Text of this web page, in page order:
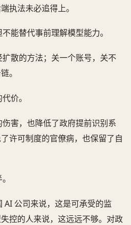
执法未必追得上。
能替代事前理解模型能力。
散的方法；关一个账号，关不
。
价。
害，也降低了政府提前识别系
许可制度的官僚病，也保留了自
AI 公司来说，这是可承受的监
控的人来说，这远远不够。对政